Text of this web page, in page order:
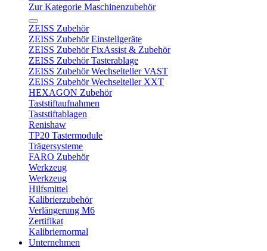
Zur Kategorie Maschinenzubehör
ZEISS Zubehör
ZEISS Zubehör Einstellgeräte
ZEISS Zubehör FixAssist & Zubehör
ZEISS Zubehör Tasterablage
ZEISS Zubehör Wechselteller VAST
ZEISS Zubehör Wechselteller XXT
HEXAGON Zubehör
Taststiftaufnahmen
Taststiftablagen
Renishaw
TP20 Tastermodule
Trägersysteme
FARO Zubehör
Werkzeug
Werkzeug
Hilfsmittel
Kalibrierzubehör
Verlängerung M6
Zertifikat
Kalibriernormal
Unternehmen